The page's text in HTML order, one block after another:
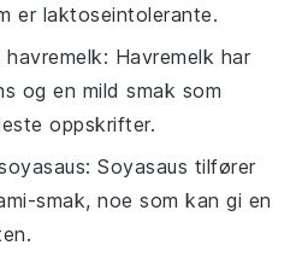
er laktoseintolerante.
havremelk: Havremelk har
og en mild smak som
oppskrifter.
: Soyasaus tilfører
smak, noe som kan gi en